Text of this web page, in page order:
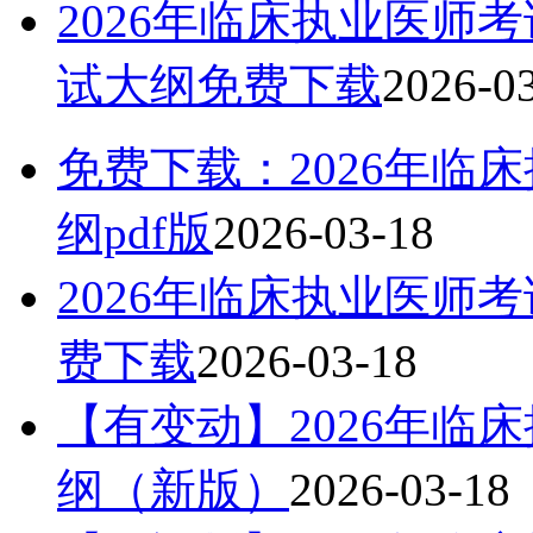
2026年临床执业医师
试大纲免费下载2026-
免费下载：2026年临
纲pdf版2026-03-18
2026年临床执业医师
费下载2026-03-18
【有变动】2026年临
纲（新版） 2026-03-18